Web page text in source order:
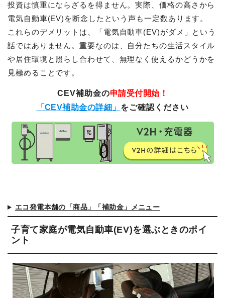
投資は慎重にならざるを得ません。実際、価格の高さから
電気自動車(EV)を断念したという声も一定数あります。
これらのデメリットは、「電気自動車(EV)がダメ」という
話ではありません。重要なのは、自分たちの生活スタイル
や居住環境と照らし合わせて、無理なく使えるかどうかを
見極めることです。
CEV補助金の申請受付開始！
「CEV補助金の詳細」 をご確認ください
エコ発電本舗の「商品」「補助金」メニュー
子育て家庭が電気自動車(EV)を選ぶときのポイ
ント